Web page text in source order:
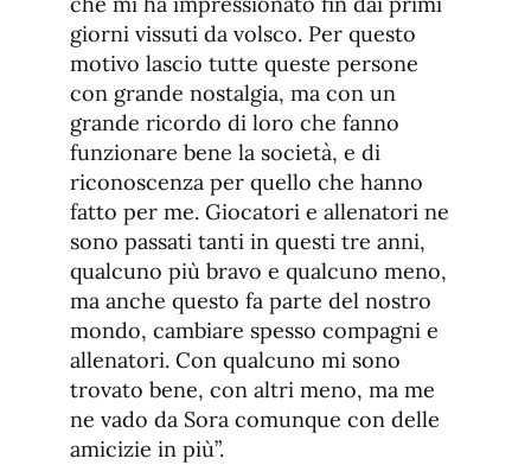
giorni vissuti da volsco. Per questo
motivo lascio tutte queste persone
con grande nostalgia, ma con un
grande ricordo di loro che fanno
funzionare bene la società, e di
riconoscenza per quello che hanno
fatto per me. Giocatori e allenatori ne
sono passati tanti in questi tre anni,
qualcuno più bravo e qualcuno meno,
ma anche questo fa parte del nostro
mondo, cambiare spesso compagni e
allenatori. Con qualcuno mi sono
trovato bene, con altri meno, ma me
ne vado da Sora comunque con delle
amicizie in più”.